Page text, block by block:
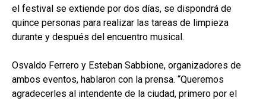
el festival se extiende por dos días, se dispondrá de
quince personas para realizar las tareas de limpieza
durante y después del encuentro musical.
Osvaldo Ferrero y Esteban Sabbione, organizadores de
ambos eventos, hablaron con la prensa. “Queremos
agradecerles al intendente de la ciudad, primero por el